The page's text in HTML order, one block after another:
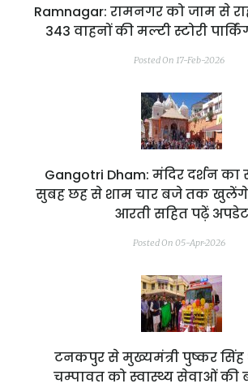
Ramnagar: रामनगर को जाम से
343 वाहनों की मल्टी स्टोरी
Posted On 17-Feb-2026
Gangotri Dham: मंदिर दर्शन
सुबह छह से शाम चार बजे तक
आरती सहित पढ़ें अपडेट
Posted On 05-Apr-2026
टनकपुर से मुख्यमंत्री पुष्कर सिंह
चम्पावत को स्वास्थ्य सेवाओं की